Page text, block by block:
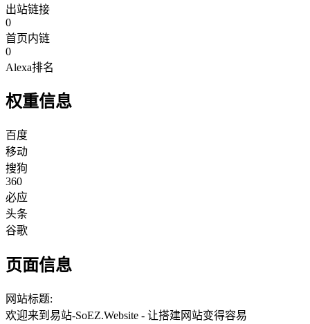
出站链接
0
首页内链
0
Alexa排名
权重信息
百度
移动
搜狗
360
必应
头条
谷歌
页面信息
网站标题:
欢迎来到易站-SoEZ.Website - 让搭建网站变得容易